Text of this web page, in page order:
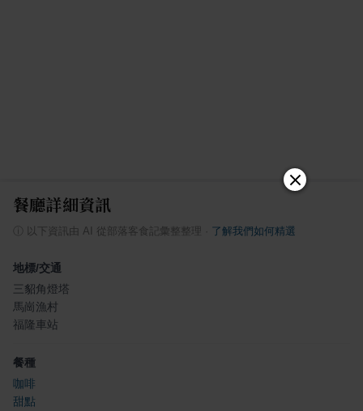
餐廳詳細資訊
ⓘ 以下資訊由 AI 從部落客食記彙整整理 了解我們如何精選
地標/交通
三貂角燈塔
馬崗漁村
福隆車站
餐種
咖啡
甜點